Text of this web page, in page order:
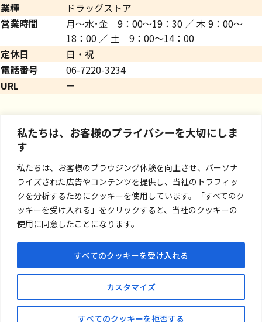
私たちは、お客様のプライバシーを大切にしま
す
私たちは、お客様のブラウジング体験を向上させ、パーソナ
ライズされた広告やコンテンツを提供し、当社のトラフィッ
クを分析するためにクッキーを使用しています。「すべてのク
ッキーを受け入れる」をクリックすると、当社のクッキーの
使用に同意したことになります。
カスタマイズ
すべてのクッキーを拒否する
すべてのクッキーを受け入れる
業種
ドラッグストア
営業時間
月～水･金 9：00～19：30 ／ 木 9：00～
18：00 ／ 土 9：00～14：00
定休日
日・祝
電話番号
06-7220-3234
URL
ー
お問い合わせ
プライバシーポリシー